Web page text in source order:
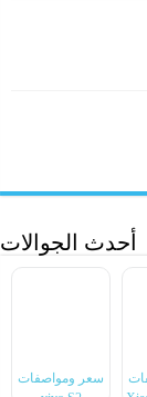
أحدث الجوالات
سعر ومواصفات